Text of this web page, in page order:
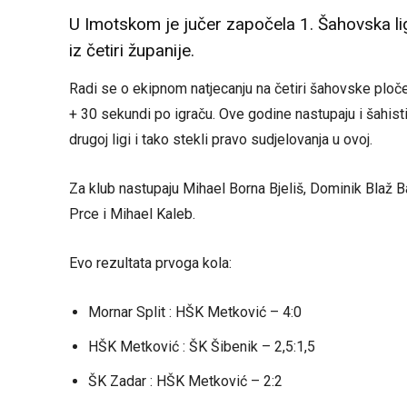
U Imotskom je jučer započela 1. Šahovska
iz četiri županije.
Radi se o ekipnom natjecanju na četiri šahovske
+ 30 sekundi po igraču. Ove godine nastupaju i
drugoj ligi i tako stekli pravo sudjelovanja u ovoj.
Za klub nastupaju Mihael Borna Bjeliš, Dominik Blaž
Prce i Mihael Kaleb.
Evo rezultata prvoga kola:
Mornar Split : HŠK Metković – 4:0
HŠK Metković : ŠK Šibenik – 2,5:1,5
ŠK Zadar : HŠK Metković – 2:2